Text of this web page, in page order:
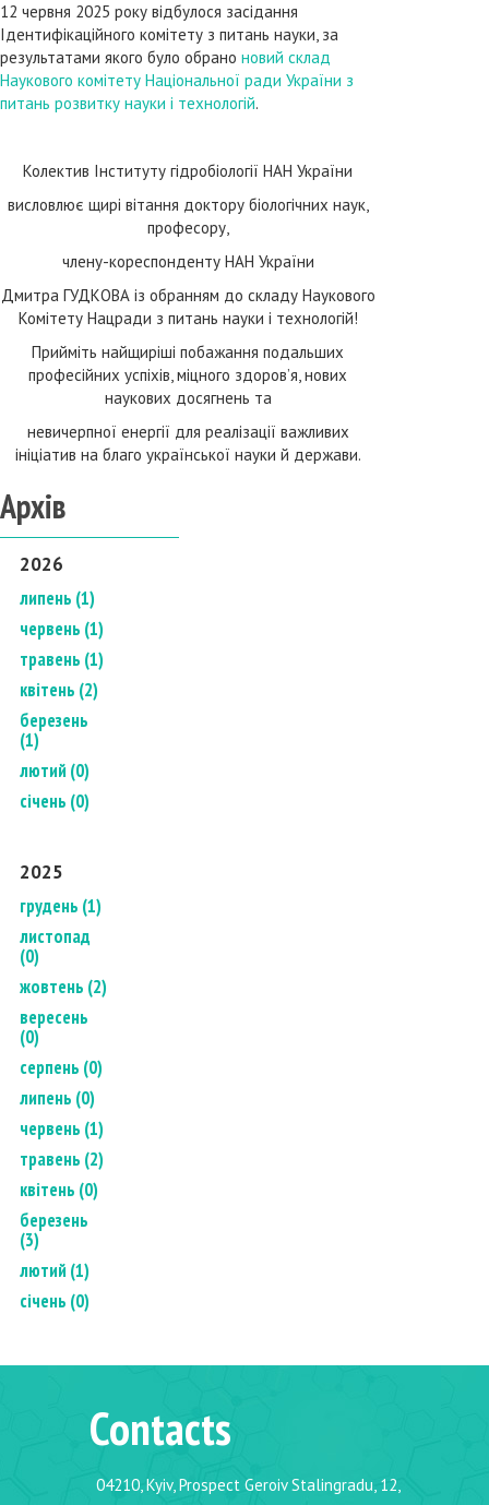
12 червня 2025 року відбулося засідання
Ідентифікаційного комітету з питань науки, за
результатами якого було обрано новий склад
Наукового комітету Національної ради України з
питань розвитку науки і технологій.
Колектив Інституту гідробіології НАН України
висловлює щирі вітання доктору біологічних наук,
професору,
члену-кореспонденту НАН України
Дмитра ГУДКОВА із обранням до складу Наукового
Комітету Нацради з питань науки і технологій!
Прийміть найщиріші побажання подальших
професійних успіхів, міцного здоров’я, нових
наукових досягнень та
невичерпної енергії для реалізації важливих
ініціатив на благо української науки й держави.
Архів
2026
липень (1)
червень (1)
травень (1)
квітень (2)
березень
(1)
лютий (0)
січень (0)
2025
грудень (1)
листопад
(0)
жовтень (2)
вересень
(0)
серпень (0)
липень (0)
червень (1)
травень (2)
квітень (0)
березень
(3)
лютий (1)
січень (0)
Contacts
04210, Kyiv, Prospect Geroiv Stalingradu, 12,